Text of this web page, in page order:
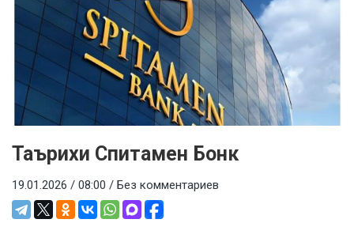
Таърихи Спитамен Бонк
19.01.2026 / 08:00 / Без комментариев